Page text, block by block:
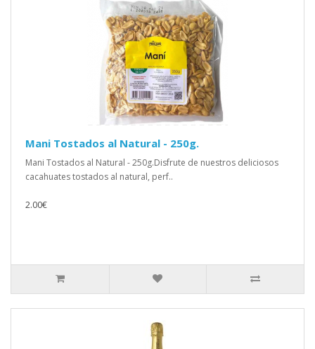
Mani Tostados al Natural - 250g.
Mani Tostados al Natural - 250g.Disfrute de nuestros deliciosos
cacahuates tostados al natural, perf..
2.00€